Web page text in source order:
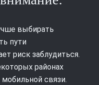
выбирать
пути
риск заблудиться.
районах
связи.